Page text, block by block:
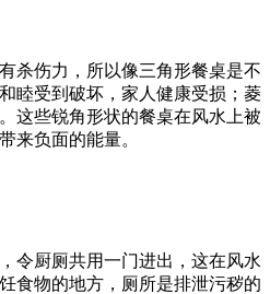
杀伤力，所以像三角形餐桌是不
睦受到破坏，家人健康受损；菱
这些锐角形状的餐桌在风水上被
来负面的能量。
令厨厕共用一门进出，这在风水
食物的地方，厕所是排泄污秽的